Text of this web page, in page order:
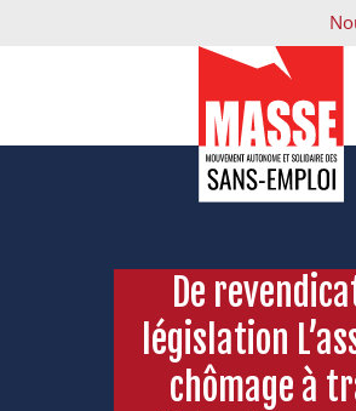
De
législation
chômage à